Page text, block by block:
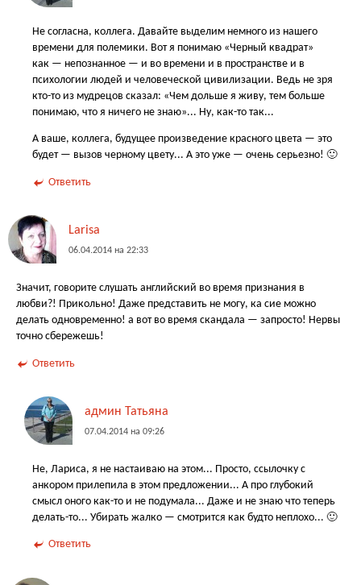
Не согласна, коллега. Давайте выделим немного из нашего
времени для полемики. Вот я понимаю «Черный квадрат»
как — непознанное — и во времени и в пространстве и в
психологии людей и человеческой цивилизации. Ведь не зря
кто-то из мудрецов сказал: «Чем дольше я живу, тем больше
понимаю, что я ничего не знаю»... Ну, как-то так...
А ваше, коллега, будущее произведение красного цвета — это
будет — вызов черному цвету... А это уже — очень серьезно! 🙂
Ответить
Larisa
06.04.2014 на 22:33
Значит, говорите слушать английский во время признания в
любви?! Прикольно! Даже представить не могу, ка сие можно
делать одновременно! а вот во время скандала — запросто! Нервы
точно сбережешь!
Ответить
админ Татьяна
07.04.2014 на 09:26
Не, Лариса, я не настаиваю на этом... Просто, ссылочку с
анкором прилепила в этом предложении... А про глубокий
смысл оного как-то и не подумала... Даже и не знаю что теперь
делать-то... Убирать жалко — смотрится как будто неплохо... 🙂
Ответить